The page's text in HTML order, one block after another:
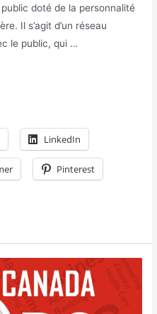
doté de la personnalité
Il s’agit d’un réseau
le public, qui …
LinkedIn
Pinterest